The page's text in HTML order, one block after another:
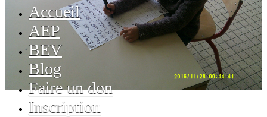
Accueil
AEP
BEV
Blog
Faire un don
Inscription